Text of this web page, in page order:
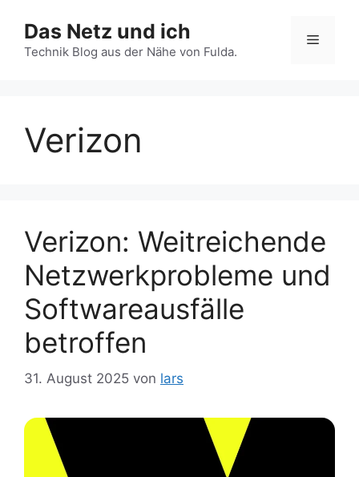
Inhalt
springen
Das Netz und ich
Technik Blog aus der Nähe von Fulda.
Menü
Verizon
Verizon: Weitreichende
Netzwerkprobleme und
Softwareausfälle
betroffen
31. August 2025 von lars